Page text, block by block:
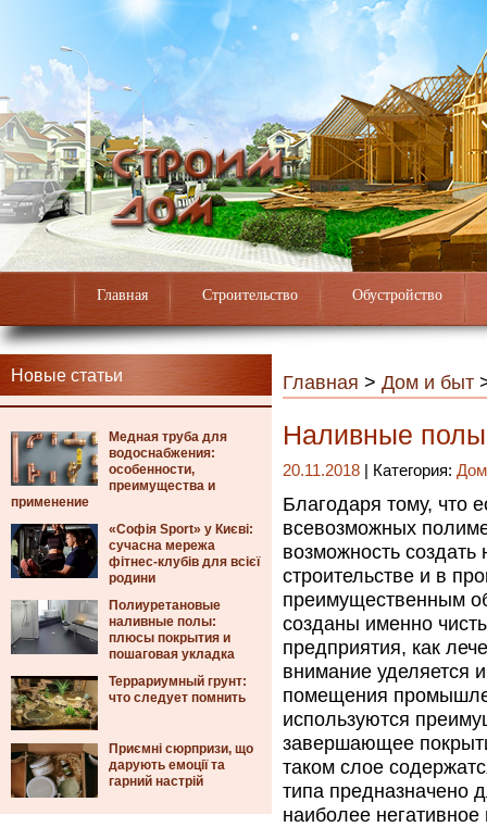
Главная Строительство Обустройство
Новые статьи
Медная труба для
водоснабжения:
особенности,
преимущества и
применение
«Софія Sport» у Києві:
сучасна мережа
фітнес-клубів для всієї
родини
Полиуретановые
наливные полы:
плюсы покрытия и
пошаговая укладка
Террариумный грунт:
что следует помнить
Приємні сюрпризи, що
дарують емоції та
гарний настрій
Главная > Дом и быт
Наливные
20.11.2018 | Категория:
Благодаря тому, что
всевозможных
возможность
строительстве и в
преимущественным
созданы именно
предприятия, как
внимание уделяется
помещения
используются
завершающее
таком слое
типа предназначено
наиболее